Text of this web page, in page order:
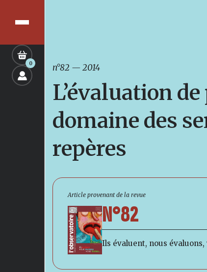
0 n°82 — 2014
L’évaluation
domaine des
repères
Article provenant de la revue
N°82
Ils évaluent, nous évaluons,